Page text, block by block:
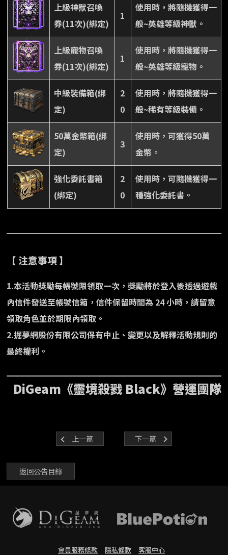
上級神獸召喚
券(11次)(綁定)
1
使用時，將隨機獲得一
般~英雄等級神獸。
上級寵物召喚
券(11次)(綁定)
1
使用時，將隨機獲得一
般~英雄等級寵物。
中級裝備箱(綁
定)
2
0
使用時，將隨機獲得一
般~稀有等級裝備。
50萬金幣箱(綁
定)
3
使用時，可獲得50萬
金幣。
強化委託書箱
(綁定)
2
0
使用時，可隨機獲得一
種強化委託書。
【 注意事項 】
1.本活動獎勵每帳號限領取一次，獎勵將於登入後透過遊戲
內信件發送至帳號信箱，信件保留時間為 24 小時，請留意
領取角色並於期限內領取。
2.掘夢網股份有限公司保有中止、變更以及解釋活動規則的
最終權利。
DiGeam《靈境殺戮 Black》營運團隊
上一篇 下一篇
返回公告目錄
會員服務條款 隱私條款 客服中心